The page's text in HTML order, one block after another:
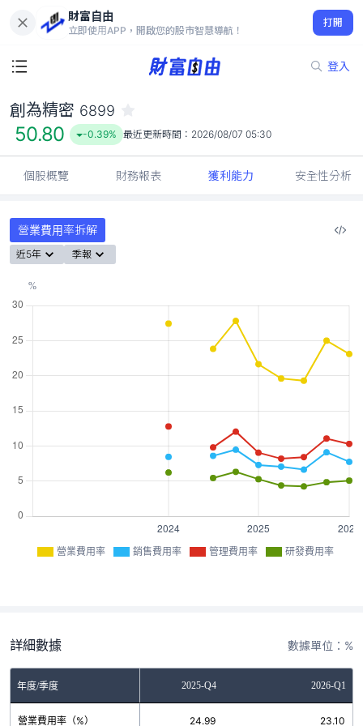
財富自由
立即使用APP，開啟您的股市智慧導航！
打開
登入
50.80
-0.39%
創為精密 6899
50.80 -0.39% 最近更新時間： 2026/08/07 05:30
個股概覽 財務報表 獲利能力 安全性分析
營業費用率拆解
近5年 季報
營業費用率 銷售費用率 管理費用率 研發費用率
詳細數據 數據單位：%
年度/季度2025-Q3 2025-Q4 2026-Q1
營業費用率（%）
19.29 24.99 23.10